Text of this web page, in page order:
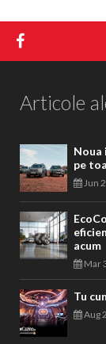
Articole
Noua
pe
Jun
acum
Mar
Tu
Aug